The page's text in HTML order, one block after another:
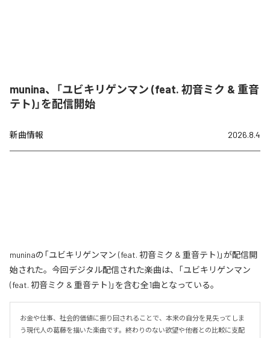
munina、「ユビキリゲンマン (feat. 初音ミク & 重音
テト)」を配信開始
新曲情報 2026.8.4
muninaの「ユビキリゲンマン (feat. 初音ミク & 重音テト)」が配信開
始された。今回デジタル配信された楽曲は、「ユビキリゲンマン
(feat. 初音ミク & 重音テト)」を含む全1曲となっている。
お金や仕事、社会的価値に振り回されることで、本来の自分を見失ってしま
う現代人の葛藤を描いた楽曲です。終わりのない欲望や他者との比較に支配